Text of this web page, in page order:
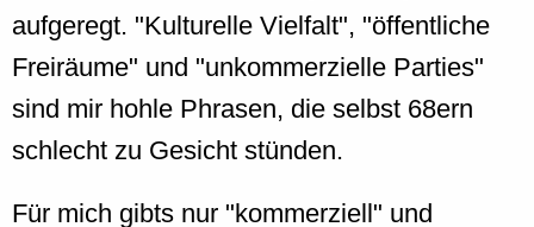
aufgeregt. "Kulturelle Vielfalt", "öffentliche
Freiräume" und "unkommerzielle Parties"
sind mir hohle Phrasen, die selbst 68ern
schlecht zu Gesicht stünden.
Für mich gibts nur "kommerziell" und